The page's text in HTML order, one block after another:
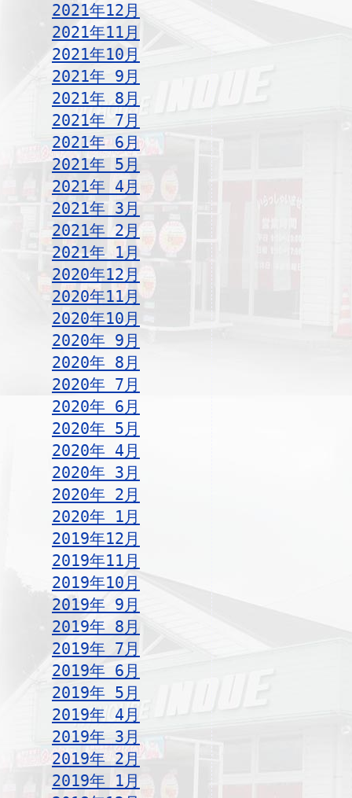
2021年12月
2021年11月
2021年10月
2021年 9月
2021年 8月
2021年 7月
2021年 6月
2021年 5月
2021年 4月
2021年 3月
2021年 2月
2021年 1月
2020年12月
2020年11月
2020年10月
2020年 9月
2020年 8月
2020年 7月
2020年 6月
2020年 5月
2020年 4月
2020年 3月
2020年 2月
2020年 1月
2019年12月
2019年11月
2019年10月
2019年 9月
2019年 8月
2019年 7月
2019年 6月
2019年 5月
2019年 4月
2019年 3月
2019年 2月
2019年 1月